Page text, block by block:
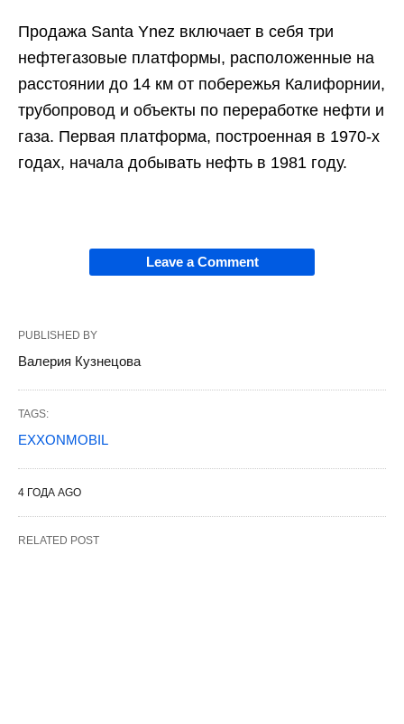
Продажа Santa Ynez включает в себя три
нефтегазовые платформы, расположенные на
расстоянии до 14 км от побережья Калифорнии,
трубопровод и объекты по переработке нефти и
газа. Первая платформа, построенная в 1970-х
годах, начала добывать нефть в 1981 году.
Leave a Comment
PUBLISHED BY
Валерия Кузнецова
TAGS:
EXXONMOBIL
4 ГОДА AGO
RELATED POST